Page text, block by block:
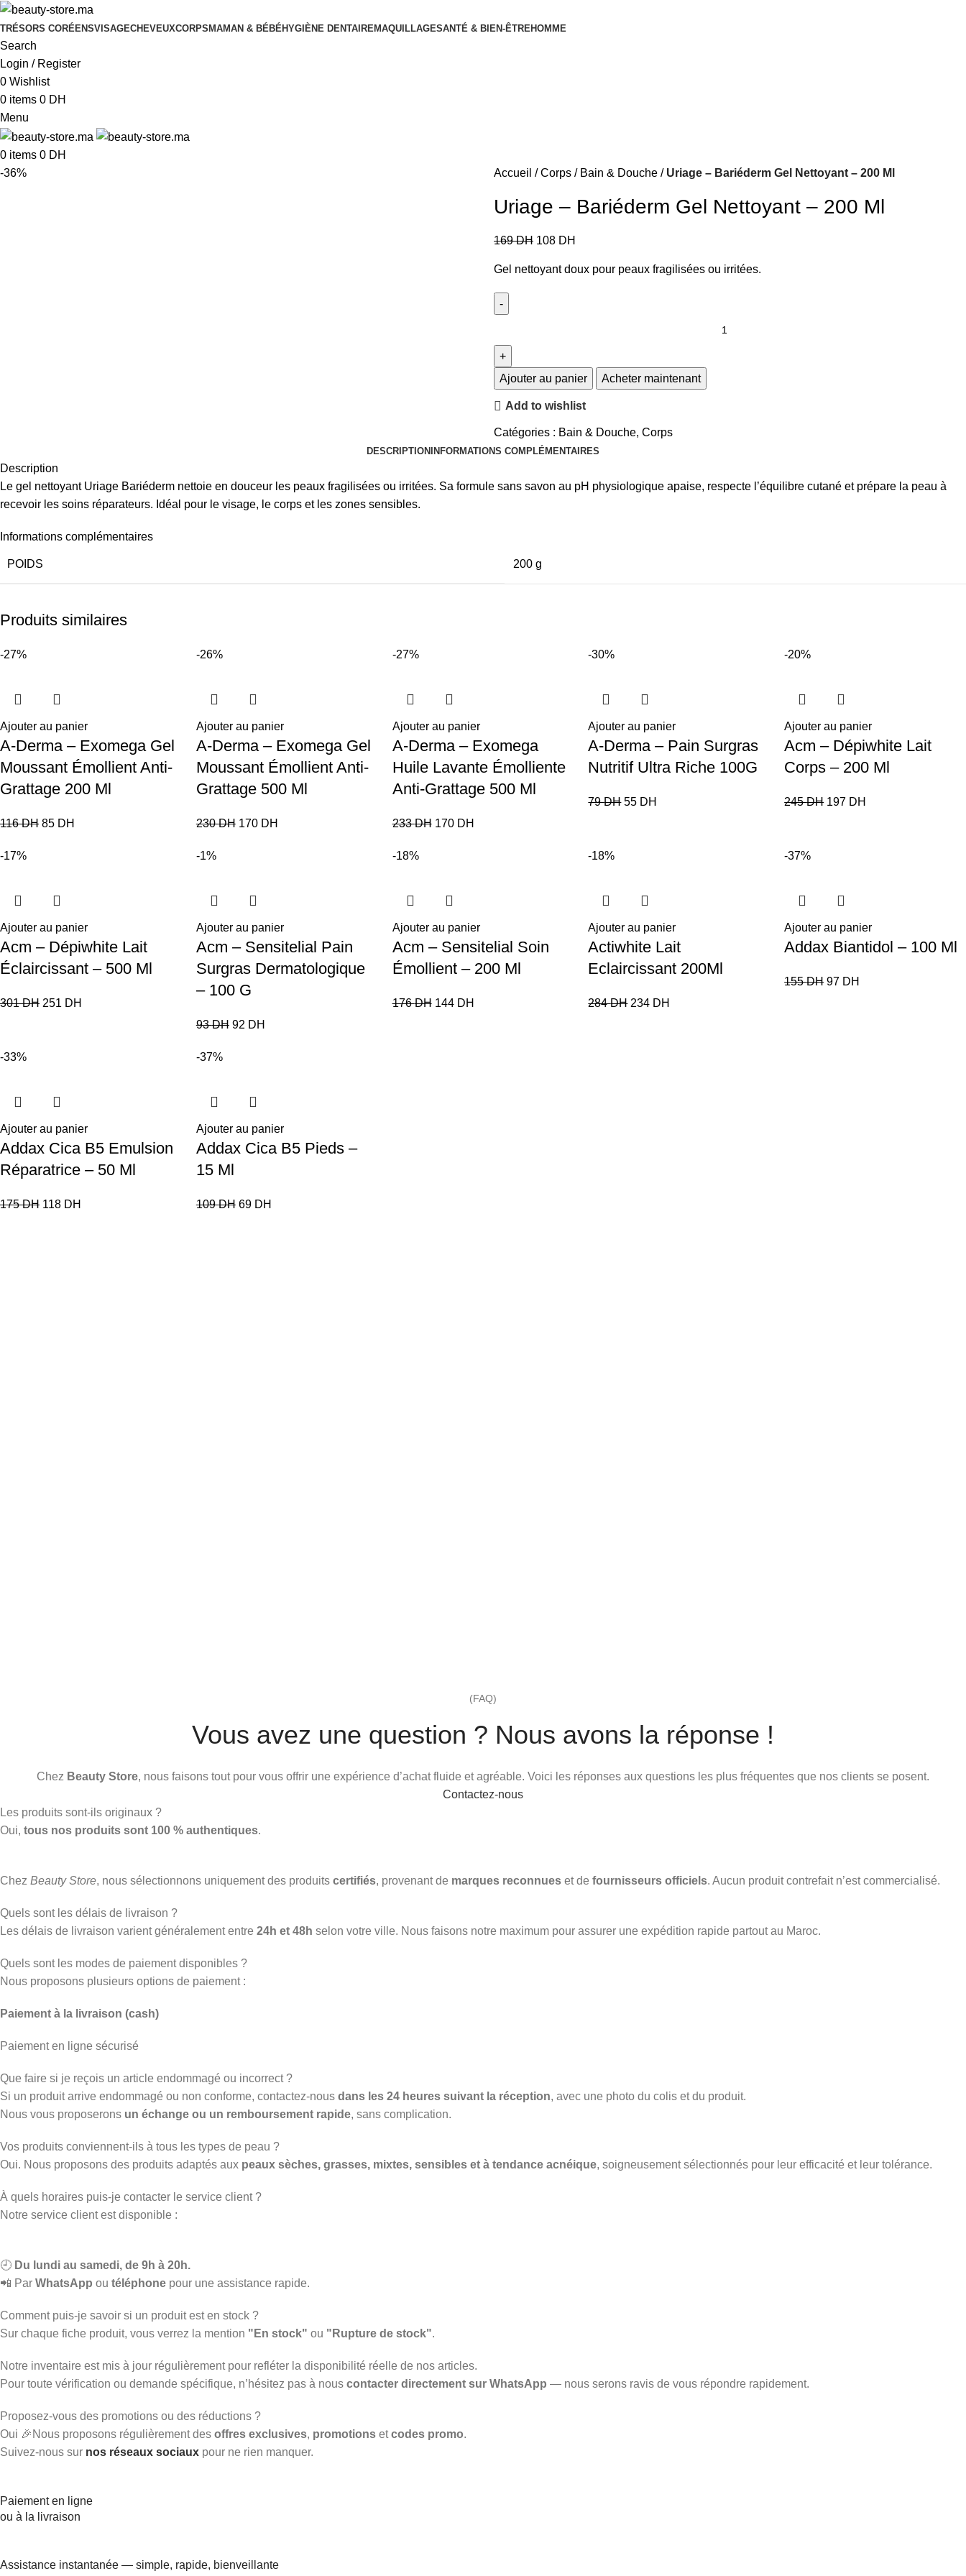
TRÉSORS CORÉENSVISAGECHEVEUXCORPS MAMAN & BÉBÉHYGIÈNE DENTAIREMAQUILLAGESANTÉ & BIEN-ÊTREHOMME
Search
Login / Register
0 Wishlist
0 items 0 DH
Menu
0 items 0 DH
-36%
Accueil Corps Bain & Douche Uriage – Bariéderm Gel Nettoyant – 200 Ml
Uriage – Bariéderm Gel Nettoyant – 200 Ml
169DH 108 DH
Gel nettoyant doux pour peaux fragilisées ou irritées.
Ajouter au panier Acheter maintenant
Add to wishlist
Catégories : Bain & Douche, Corps
DESCRIPTIONINFORMATIONS COMPLÉMENTAIRES
Description
Le gel nettoyant Uriage Bariéderm nettoie en douceur les peaux fragilisées ou irritées. Sa formule sans savon au pH physiologique apaise, respecte l’équilibre cutané et prépare la peau à
recevoir les soins réparateurs. Idéal pour le visage, le corps et les zones sensibles.
Informations complémentaires
POIDS 200 g
Produits similaires
-27%
Ajouter au panier
A-Derma – Exomega Gel
Moussant Émollient Anti-
Grattage 200 Ml
116DH 85 DH
-26%
Ajouter au panier
A-Derma – Exomega Gel
Moussant Émollient Anti-
Grattage 500 Ml
230DH 170 DH
-27%
Ajouter au panier
A-Derma – Exomega
Huile Lavante Émolliente
Anti-Grattage 500 Ml
233DH 170 DH
-30%
Ajouter au panier
A-Derma – Pain Surgras
Nutritif Ultra Riche 100G
79DH 55 DH
-20%
Ajouter au panier
Acm – Dépiwhite Lait
Corps – 200 Ml
245DH 197 DH
-17%
Ajouter au panier
Acm – Dépiwhite Lait
Éclaircissant – 500 Ml
301DH 251 DH
-1%
Ajouter au panier
Acm – Sensitelial Pain
Surgras Dermatologique
– 100 G
93DH 92 DH
-18%
Ajouter au panier
Acm – Sensitelial Soin
Émollient – 200 Ml
176DH 144 DH
-18%
Ajouter au panier
Actiwhite Lait
Eclaircissant 200Ml
284DH 234 DH
-37%
Ajouter au panier
Addax Biantidol – 100 Ml
155DH 97 DH
-33%
Ajouter au panier
Addax Cica B5 Emulsion
Réparatrice – 50 Ml
175DH 118 DH
-37%
Ajouter au panier
Addax Cica B5 Pieds –
15 Ml
109DH 69 DH
(FAQ)
Vous avez une question ? Nous avons la réponse !
Chez Beauty Store, nous faisons tout pour vous offrir une expérience d’achat fluide et agréable. Voici les réponses aux questions les plus fréquentes que nos clients se posent.
Contactez-nous
Les produits sont-ils originaux ?
Oui, tous nos produits sont 100 % authentiques.
Chez Beauty Store, nous sélectionnons uniquement des produits certifiés, provenant de marques reconnues et de fournisseurs officiels. Aucun produit contrefait n’est commercialisé.
Quels sont les délais de livraison ?
Les délais de livraison varient généralement entre 24h et 48h selon votre ville. Nous faisons notre maximum pour assurer une expédition rapide partout au Maroc.
Quels sont les modes de paiement disponibles ?
Nous proposons plusieurs options de paiement :
Paiement à la livraison (cash)
Paiement en ligne sécurisé
Que faire si je reçois un article endommagé ou incorrect ?
Si un produit arrive endommagé ou non conforme, contactez-nous dans les 24 heures suivant la réception, avec une photo du colis et du produit.
Nous vous proposerons un échange ou un remboursement rapide, sans complication.
Vos produits conviennent-ils à tous les types de peau ?
Oui. Nous proposons des produits adaptés aux peaux sèches, grasses, mixtes, sensibles et à tendance acnéique, soigneusement sélectionnés pour leur efficacité et leur tolérance.
À quels horaires puis-je contacter le service client ?
Notre service client est disponible :
🕘 Du lundi au samedi, de 9h à 20h.
📲 Par WhatsApp ou téléphone pour une assistance rapide.
Comment puis-je savoir si un produit est en stock ?
Sur chaque fiche produit, vous verrez la mention "En stock" ou "Rupture de stock".
Notre inventaire est mis à jour régulièrement pour refléter la disponibilité réelle de nos articles.
Pour toute vérification ou demande spécifique, n’hésitez pas à nous contacter directement sur WhatsApp — nous serons ravis de vous répondre rapidement.
Proposez-vous des promotions ou des réductions ?
Oui 🎉Nous proposons régulièrement des offres exclusives, promotions etcodes promo.
Suivez-nous sur nos réseaux sociaux pour ne rien manquer.
Paiement en ligne
ou à la livraison
Assistance instantanée — simple, rapide, bienveillante